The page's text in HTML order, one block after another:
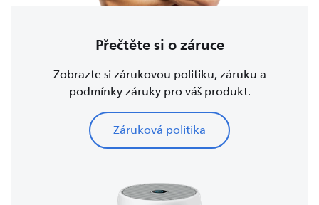
Přečtěte si o záruce
Zobrazte si zárukovou politiku, záruku a
podmínky záruky pro váš produkt.
Záruková politika